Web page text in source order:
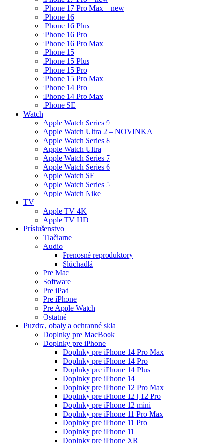
iPhone 17 Pro Max – new
iPhone 16
iPhone 16 Plus
iPhone 16 Pro
iPhone 16 Pro Max
iPhone 15
iPhone 15 Plus
iPhone 15 Pro
iPhone 15 Pro Max
iPhone 14 Pro
iPhone 14 Pro Max
iPhone SE
Watch
Apple Watch Series 9
Apple Watch Ultra 2 – NOVINKA
Apple Watch Series 8
Apple Watch Ultra
Apple Watch Series 7
Apple Watch Series 6
Apple Watch SE
Apple Watch Series 5
Apple Watch Nike
TV
Apple TV 4K
Apple TV HD
Príslušenstvo
Tlačiarne
Audio
Prenosné reproduktory
Slúchadlá
Pre Mac
Software
Pre iPad
Pre iPhone
Pre Apple Watch
Ostatné
Puzdra, obaly a ochranné skla
Doplnky pre MacBook
Doplnky pre iPhone
Doplnky pre iPhone 14 Pro Max
Doplnky pre iPhone 14 Pro
Doplnky pre iPhone 14 Plus
Doplnky pre iPhone 14
Doplnky pre iPhone 12 Pro Max
Doplnky pre iPhone 12 | 12 Pro
Doplnky pre iPhone 12 mini
Doplnky pre iPhone 11 Pro Max
Doplnky pre iPhone 11 Pro
Doplnky pre iPhone 11
Doplnky pre iPhone XR